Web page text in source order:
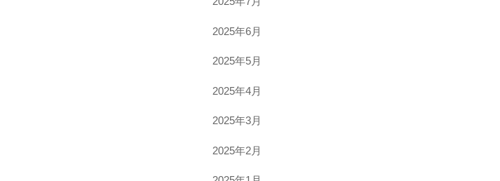
2025年6月
2025年5月
2025年4月
2025年3月
2025年2月